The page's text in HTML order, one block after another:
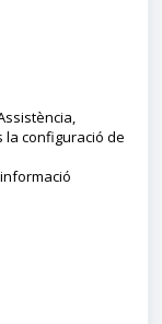
la configuració de